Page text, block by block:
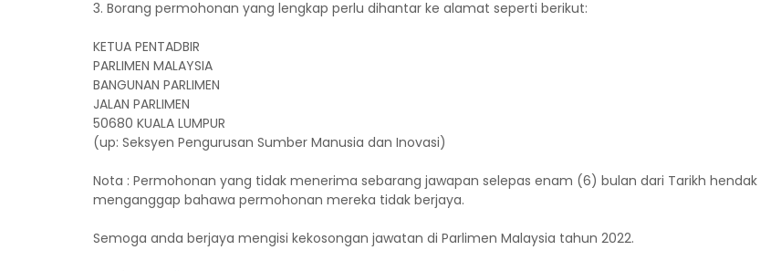
3. Borang permohonan yang lengkap perlu dihantar ke alamat seperti berikut:
KETUA PENTADBIR
PARLIMEN MALAYSIA
BANGUNAN PARLIMEN
JALAN PARLIMEN
50680 KUALA LUMPUR
(up: Seksyen Pengurusan Sumber Manusia dan Inovasi)
Nota : Permohonan yang tidak menerima sebarang jawapan selepas enam (6) bulan dari Tarikh hendak
menganggap bahawa permohonan mereka tidak berjaya.
Semoga anda berjaya mengisi kekosongan jawatan di Parlimen Malaysia tahun 2022.